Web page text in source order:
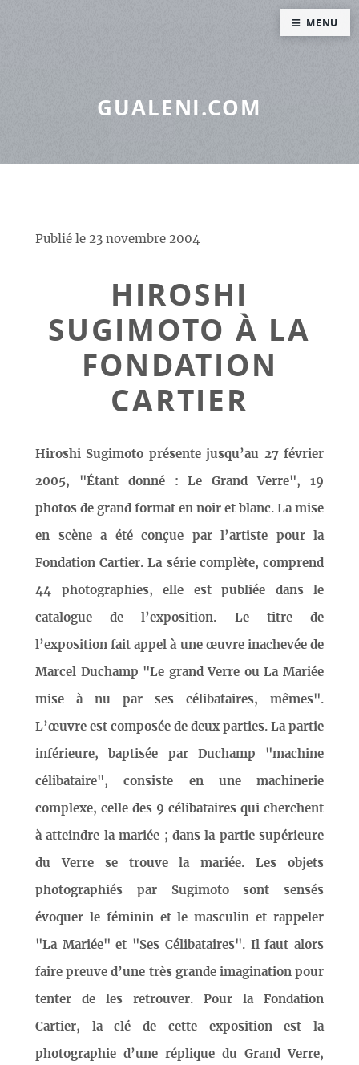
GUALENI.COM
Publié le 23 novembre 2004
HIROSHI
SUGIMOTO À LA
FONDATION
CARTIER
Hiroshi Sugimoto présente jusqu’au 27 février
2005, "Étant donné : Le Grand Verre", 19
photos de grand format en noir et blanc. La mise
en scène a été conçue par l’artiste pour la
Fondation Cartier. La série complète, comprend
44 photographies, elle est publiée dans le
catalogue de l’exposition. Le titre de
l’exposition fait appel à une œuvre inachevée de
Marcel Duchamp "Le grand Verre ou La Mariée
mise à nu par ses célibataires, mêmes".
L’œuvre est composée de deux parties. La partie
inférieure, baptisée par Duchamp "machine
célibataire", consiste en une machinerie
complexe, celle des 9 célibataires qui cherchent
à atteindre la mariée ; dans la partie supérieure
du Verre se trouve la mariée. Les objets
photographiés par Sugimoto sont sensés
évoquer le féminin et le masculin et rappeler
"La Mariée" et "Ses Célibataires". Il faut alors
faire preuve d’une très grande imagination pour
tenter de les retrouver. Pour la Fondation
Cartier, la clé de cette exposition est la
photographie d’une réplique du Grand Verre,
MENU